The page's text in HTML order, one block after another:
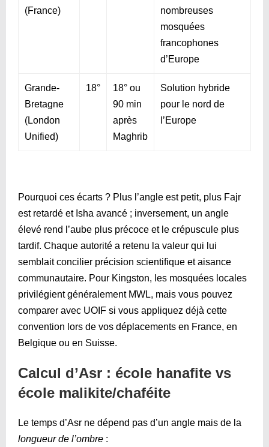
(France)
nombreuses
mosquées
francophones
d’Europe
Grande-
Bretagne
(London
Unified)
18°
18° ou
90 min
après
Maghrib
Solution hybride
pour le nord de
l’Europe
Pourquoi ces écarts ? Plus l’angle est petit, plus Fajr
est retardé et Isha avancé ; inversement, un angle
élevé rend l’aube plus précoce et le crépuscule plus
tardif. Chaque autorité a retenu la valeur qui lui
semblait concilier précision scientifique et aisance
communautaire. Pour Kingston, les mosquées locales
privilégient généralement MWL, mais vous pouvez
comparer avec UOIF si vous appliquez déjà cette
convention lors de vos déplacements en France, en
Belgique ou en Suisse.
Calcul d’Asr : école hanafite vs
école malikite/chaféite
Le temps d’Asr ne dépend pas d’un angle mais de la
longueur de l’ombre :